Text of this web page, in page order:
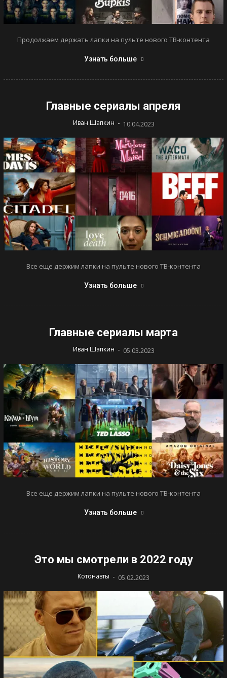
Продолжаем держать лапки на пульте нового ТВ-контента
Узнать больше
Главные сериалы апреля
Иван Шапкин - 10.04.2023
Все еще держим лапки на пульте нового ТВ-контента
Узнать больше
Главные сериалы марта
Иван Шапкин - 05.03.2023
Все еще держим лапки на пульте нового ТВ-контента
Узнать больше
Это мы смотрели в 2022 году
Котонавты - 05.02.2023